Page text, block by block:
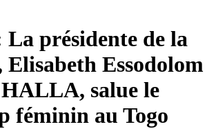
La présidente de la
Essodolom
salue le
féminin au Togo